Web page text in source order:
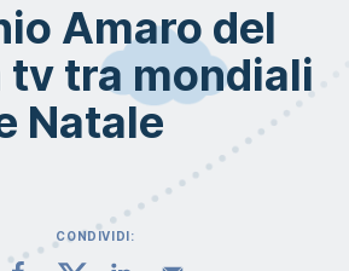
Amaro del
tv tra mondiali
Natale
CONDIVIDI: